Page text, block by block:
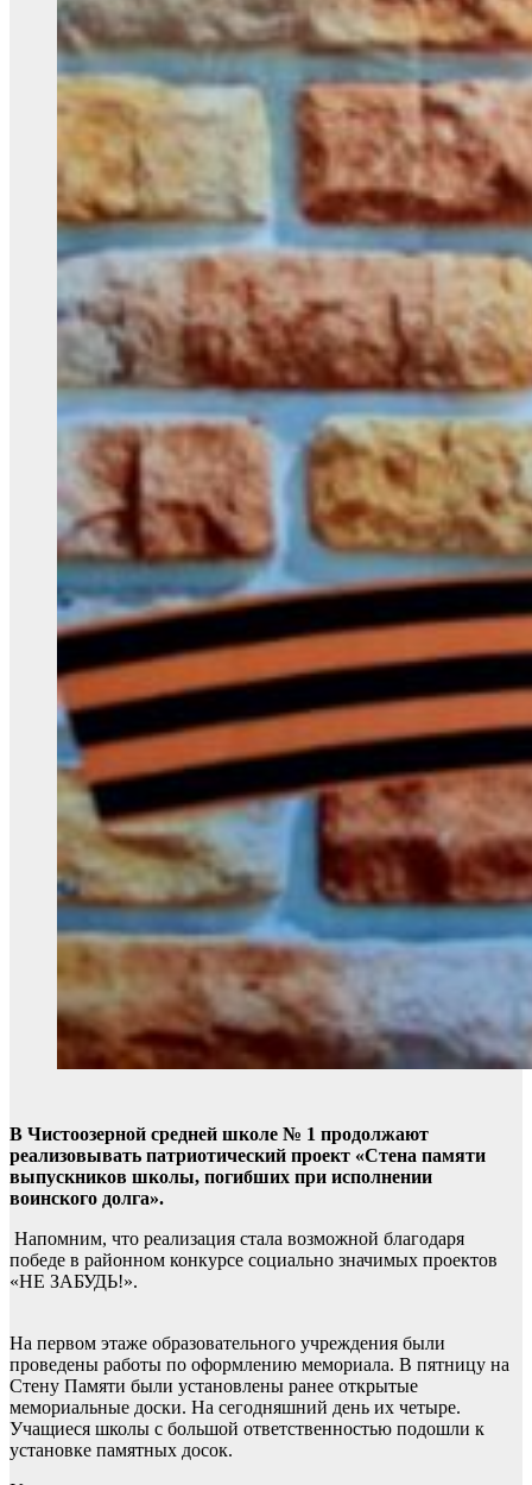
В Чистоозерной средней школе № 1 продолжают
реализовывать патриотический проект «Стена памяти
выпускников школы, погибших при исполнении
воинского долга».
Напомним, что реализация стала возможной благодаря
победе в районном конкурсе социально значимых проектов
«НЕ ЗАБУДЬ!».
На первом этаже образовательного учреждения были
проведены работы по оформлению мемориала. В пятницу на
Стену Памяти были установлены ранее открытые
мемориальные доски. На сегодняшний день их четыре.
Учащиеся школы с большой ответственностью подошли к
установке памятных досок.